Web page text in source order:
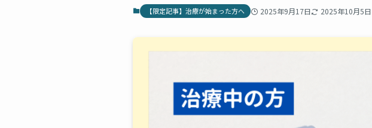
【限定記事】治療が始まった方へ 2025年9月17日 2025年10月5日